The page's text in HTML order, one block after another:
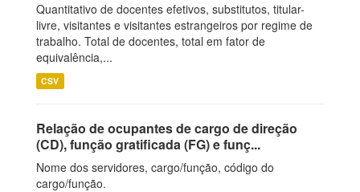
Quantitativo de docentes efetivos, substitutos, titular-
livre, visitantes e visitantes estrangeiros por regime de
trabalho. Total de docentes, total em fator de
equivalência,...
CSV
Relação de ocupantes de cargo de direção
(CD), função gratificada (FG) e funç...
Nome dos servidores, cargo/função, código do
cargo/função.